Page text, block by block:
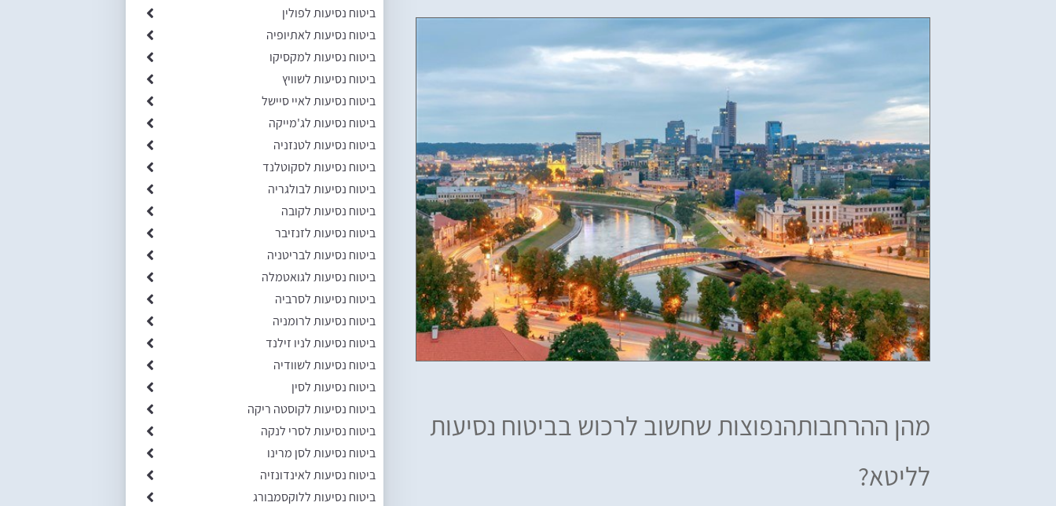
מהן ההרחבותהנפוצות שחשוב לרכוש בביטוח נסיעות
לליטא?
ביטוח נסיעות לפולין
ביטוח נסיעות לאתיופיה
ביטוח נסיעות למקסיקו
ביטוח נסיעות לשוויץ
ביטוח נסיעות לאיי סיישל
ביטוח נסיעות לג'מייקה
ביטוח נסיעות לטנזניה
ביטוח נסיעות לסקוטלנד
ביטוח נסיעות לבולגריה
ביטוח נסיעות לקובה
ביטוח נסיעות לזנזיבר
ביטוח נסיעות לבריטניה
ביטוח נסיעות לגואטמלה
ביטוח נסיעות לסרביה
ביטוח נסיעות לרומניה
ביטוח נסיעות לניו זילנד
ביטוח נסיעות לשוודיה
ביטוח נסיעות לסין
ביטוח נסיעות לקוסטה ריקה
ביטוח נסיעות לסרי לנקה
ביטוח נסיעות לסן מרינו
ביטוח נסיעות לאינדונזיה
ביטוח נסיעות ללוקסמבורג